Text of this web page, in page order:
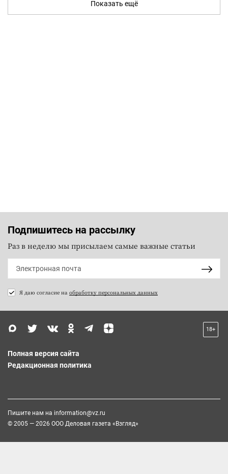
Показать ещё
Подпишитесь на рассылку
Раз в неделю мы присылаем самые важные статьи
Я даю согласие на обработку персональных данных
18+
Полная версия сайта
Редакционная политика
Пишите нам на information@vz.ru
© 2005 — 2026 ООО Деловая газета «Взгляд»